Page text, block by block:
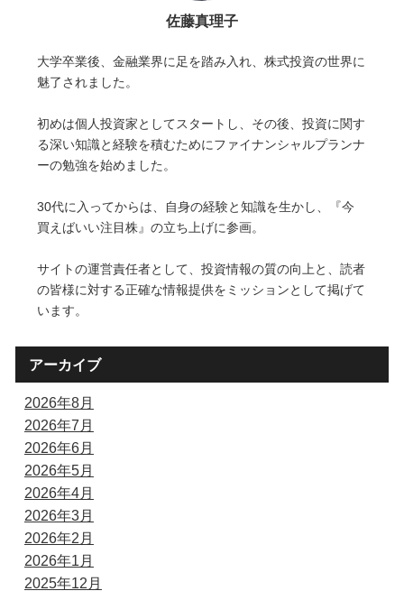
佐藤真理子
大学卒業後、金融業界に足を踏み入れ、株式投資の世界に
魅了されました。
初めは個人投資家としてスタートし、その後、投資に関す
る深い知識と経験を積むためにファイナンシャルプランナ
ーの勉強を始めました。
30代に入ってからは、自身の経験と知識を生かし、『今
買えばいい注目株』の立ち上げに参画。
サイトの運営責任者として、投資情報の質の向上と、読者
の皆様に対する正確な情報提供をミッションとして掲げて
います。
アーカイブ
2026年8月
2026年7月
2026年6月
2026年5月
2026年4月
2026年3月
2026年2月
2026年1月
2025年12月